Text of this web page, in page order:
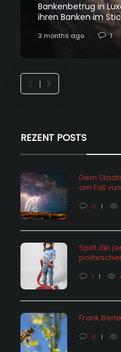
Bankenbetrug in
ihren Banken im
3 months ago 1
REZENT POSTS
Dem
am Fall
0
Spillt déi
1
Frank
0